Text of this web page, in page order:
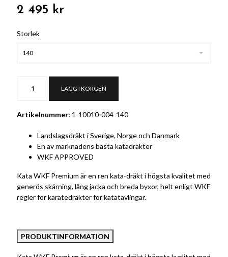
2 495 kr
Storlek
140
LÄGG I KORGEN
Artikelnummer: 1-10010-004-140
Landslagsdräkt i Sverige, Norge och Danmark
En av marknadens bästa katadräkter
WKF APPROVED
Kata WKF Premium är en ren kata-dräkt i högsta kvalitet med
generös skärning, lång jacka och breda byxor, helt enligt WKF
regler för karatedräkter för katatävlingar.
PRODUKTINFORMATION